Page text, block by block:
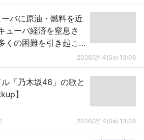
ーバに原油・燃料を近
ューバ経済を窒息さ
くの困難を引き起こ
2026/2/14(Sa) 13:06
ル「乃木坂46」の歌と
】
2026/2/14(Sa) 13:06